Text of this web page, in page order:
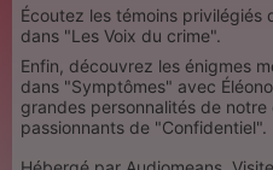
Écoutez les témoins privilégiés
dans "Les Voix du crime".
Enfin, découvrez les énigmes
dans "Symptômes" avec
grandes personnalités de
passionnants de "Confidentiel".